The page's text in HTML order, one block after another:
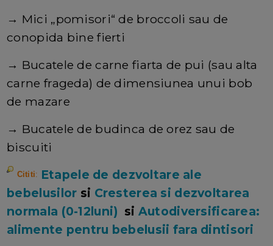
→ Mici „pomisori“ de broccoli sau de
conopida bine fierti
→ Bucatele de carne fiarta de pui (sau alta
carne frageda) de dimensiunea unui bob
de mazare
→ Bucatele de budinca de orez sau de
biscuiti
Cititi: Etapele de dezvoltare ale
bebelusilor si Cresterea si dezvoltarea
normala (0-12luni) si Autodiversificarea:
alimente pentru bebelusii fara dintisori